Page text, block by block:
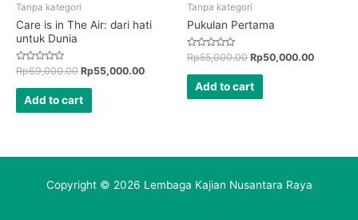
Tanpa kategori
Care is in The Air: dari hati
untuk Dunia
Rated
out
Rp69,000.00 Rp55,000.00
Add to cart
Tanpa kategori
Pukulan Pertama
Rated
out
Rp55,000.00 Rp50,000.00
Add to cart
Copyright © 2026 Lembaga Kajian Nusantara Raya